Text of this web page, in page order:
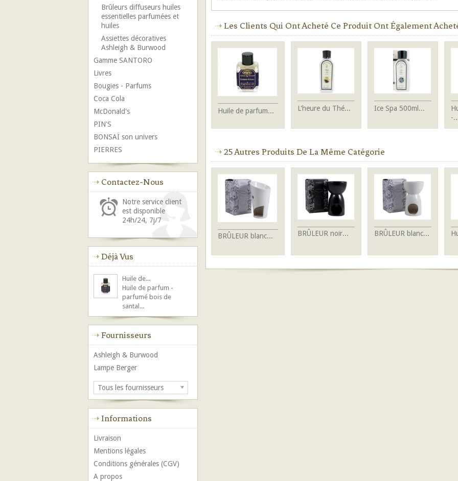
Les Clients Qui Ont Acheté Ce Produit Ont Également
Huile de parfum... L'heure du Thé... Ice Spa 500ml...
-
25 Autres Produits De La Même Catégorie
BRÛLEUR blanc... BRÛLEUR noir... BRÛLEUR blanc...
Brûleurs diffuseurs huiles
essentielles parfumées et
huiles
Assiettes décoratives
Ashleigh & Burwood
Gamme SANTORO
Livres
Bougies - Parfums
Coca Cola
McDonald's
PIN'S
BONSAÏ son univers
PIERRES
Contactez-Nous
Notre service client
est disponible
24h/24, 7j/7
Déjà Vus
Huile de...
Huile de parfum -
parfumé bois de
santal...
Fournisseurs
Ashleigh & Burwood
Lampe Berger
Tous les fournisseurs
Informations
Livraison
Mentions légales
Conditions générales (CGV)
A propos